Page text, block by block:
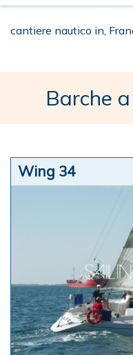
cantiere nautico in,
Barche
Wing 34